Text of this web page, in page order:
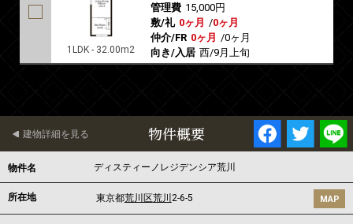
1LDK - 32.00m2
管理費 15,000円
敷/礼 0ヶ月 /0ヶ月
仲介/FR 0ヶ月 /0ヶ月
向き/入居 西/9月上旬
物件概要
建物詳細を見る
物件名 ディスティーノレジデンシア荒川
所在地 東京都荒川区荒川 2-6-5 MAP